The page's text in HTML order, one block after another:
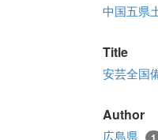
中国五県
Title
安芸全国
Author
広島県